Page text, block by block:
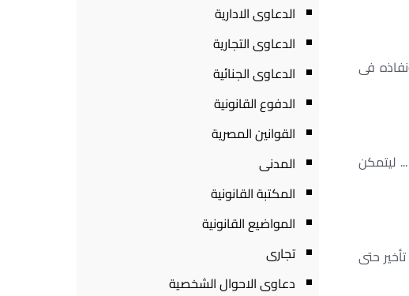
فى
ليتمكن
حتى
الدعاوى الادارية
الدعاوى التجارية
الدعاوى الجنائية
الدفوع القانونية
القوانين المصرية
المدنى
المكتبة القانونية
المواضيع القانونية
تجارى
دعاوى الاحوال الشخصية